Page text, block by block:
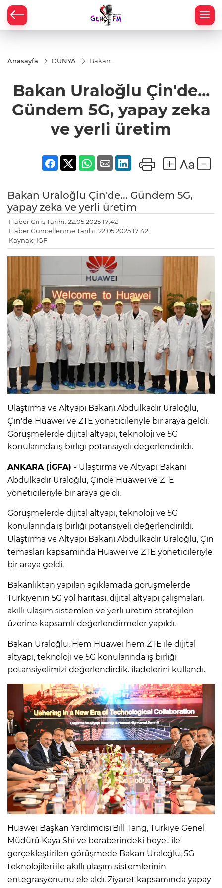
Anasayfa DÜNYA
Bakan
Gündem
5G,
zeka ve
yerli
üretim
Bakan Uraloğlu Çin'de...
Gündem 5G, yapay zeka
ve yerli üretim
Bakan Uraloğlu Çin'de... Gündem 5G,
yapay zeka ve yerli üretim
Haber Giriş Tarihi: 22.05.2025 17:42
Haber Güncellenme Tarihi: 22.05.2025 17:42
Kaynak: IGF
Ulaştırma ve Altyapı Bakanı Abdulkadir Uraloğlu,
Çin'de Huawei ve ZTE yöneticileriyle bir araya geldi.
Görüşmelerde dijital altyapı, teknoloji ve 5G
konularında iş birliği potansiyeli değerlendirildi.
ANKARA (İGFA) - Ulaştırma ve Altyapı Bakanı
Abdulkadir Uraloğlu, Çinde Huawei ve ZTE
yöneticileriyle bir araya geldi.
Görüşmelerde dijital altyapı, teknoloji ve 5G
konularında iş birliği potansiyeli değerlendirildi.
Ulaştırma ve Altyapı Bakanı Abdulkadir Uraloğlu, Çin
temasları kapsamında Huawei ve ZTE yöneticileriyle
bir araya geldi.
Bakanlıktan yapılan açıklamada görüşmelerde
Türkiyenin 5G yol haritası, dijital altyapı çalışmaları,
akıllı ulaşım sistemleri ve yerli üretim stratejileri
üzerine kapsamlı değerlendirmeler yapıldı.
Bakan Uraloğlu, Hem Huawei hem ZTE ile dijital
altyapı, teknoloji ve 5G konularında iş birliği
potansiyelimizi değerlendirdik. ifadelerini kullandı.
Huawei Başkan Yardımcısı Bill Tang, Türkiye Genel
Müdürü Kaya Shi ve beraberindeki heyet ile
gerçekleştirilen görüşmede Bakan Uraloğlu, 5G
teknolojileri ile akıllı ulaşım sistemlerinin
entegrasyonunu ele aldı. Ziyaret kapsamında yapay